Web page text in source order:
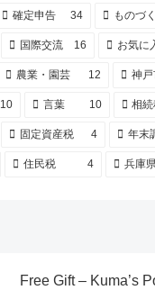
確定申告 34 ものづ
国際交流 16 お気に
農業・園芸 12 神戸
10 言葉 10 相続
固定資産税 4 年末
住民税 4 兵庫県
Free Gift – Kuma’s